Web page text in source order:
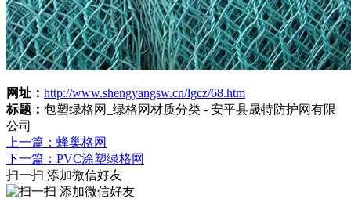
网址： http://www.shengyangsw.cn/lgcz/68.htm
标题： 包塑绿格网_绿格网材质分类 - 安平县晟特防护网有限
公司
上一篇：蜂巢格网
下一篇：PVC涂塑绿格网
扫一扫 添加微信好友